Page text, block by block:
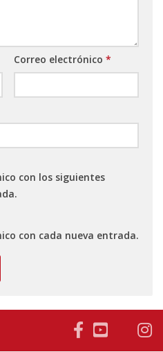
Correo electrónico *
con los siguientes
con cada nueva entrada.